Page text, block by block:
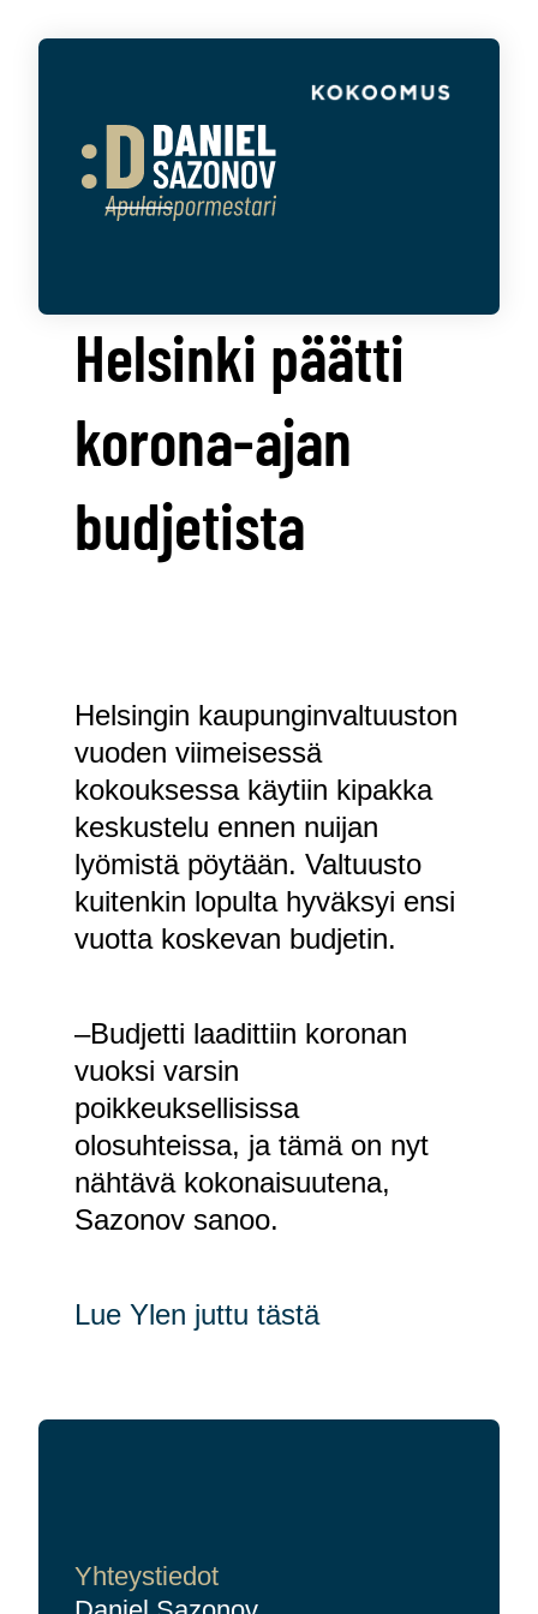
Helsinki päätti
korona-ajan
budjetista
Helsingin kaupunginvaltuuston
vuoden viimeisessä
kokouksessa käytiin kipakka
keskustelu ennen nuijan
lyömistä pöytään. Valtuusto
kuitenkin lopulta hyväksyi ensi
vuotta koskevan budjetin.
–Budjetti laadittiin koronan
vuoksi varsin
poikkeuksellisissa
olosuhteissa, ja tämä on nyt
nähtävä kokonaisuutena,
Sazonov sanoo.
Lue Ylen juttu tästä
Yhteystiedot